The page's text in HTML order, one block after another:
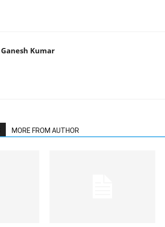
Ganesh Kumar
MORE FROM AUTHOR